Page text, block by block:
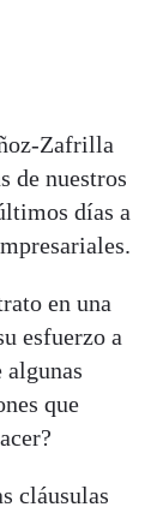
Zafrilla
de nuestros
días a
en una
esfuerzo a
que
cláusulas